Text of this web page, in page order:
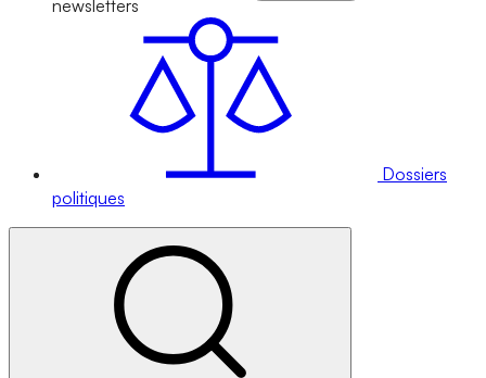
newsletters
Dossiers
politiques